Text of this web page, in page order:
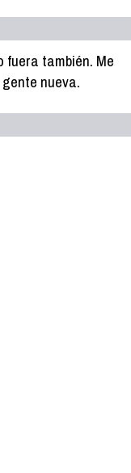
fuera también. Me
nueva.